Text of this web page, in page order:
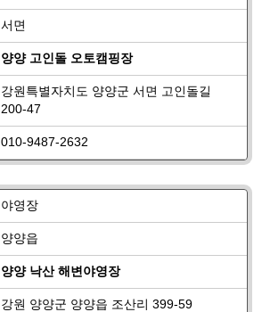
서면
양양 고인돌 오토캠핑장
강원특별자치도 양양군 서면 고인돌길
200-47
010-9487-2632
야영장
양양읍
양양 낙산 해변야영장
강원 양양군 양양읍 조산리 399-59